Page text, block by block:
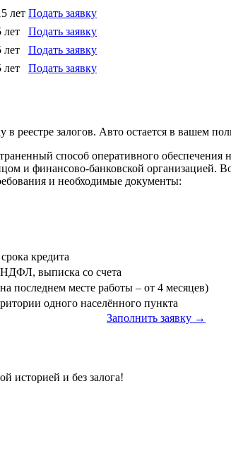
лет Подать заявку
лет
Подать заявку
лет
Подать заявку
лет Подать заявку
в реестре залогов. Авто остается в вашем
способ оперативного
и финансово-банковской организацией.
и необходимые документы:
кредита
выписка со счета
последнем месте работы – от 4 месяцев)
одного населённого пункта
Заполнить заявку →
историей и без залога!